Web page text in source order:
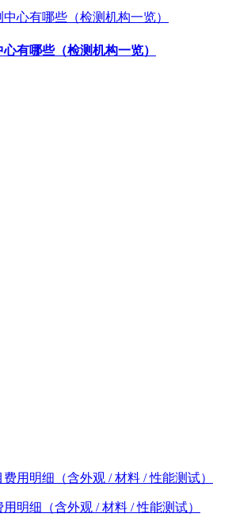
有哪些（检测机构一览）
明细（含外观 / 材料 / 性能测试）